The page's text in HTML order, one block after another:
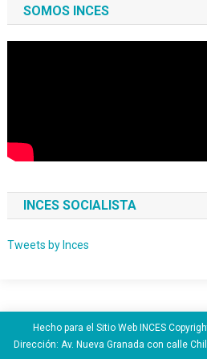
SOMOS INCES
INCES SOCIALISTA
Tweets by Inces
Hecho para el Sitio Web INCES
Dirección: Av. Nueva Granada con calle